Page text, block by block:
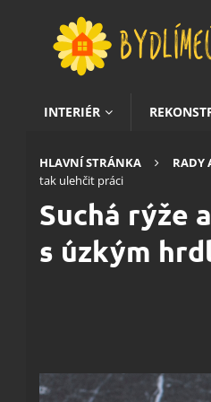
INTERIÉR
HLAVNÍ STRÁNKA RADY
tak ulehčit práci
Suchá rýže
s úzkým